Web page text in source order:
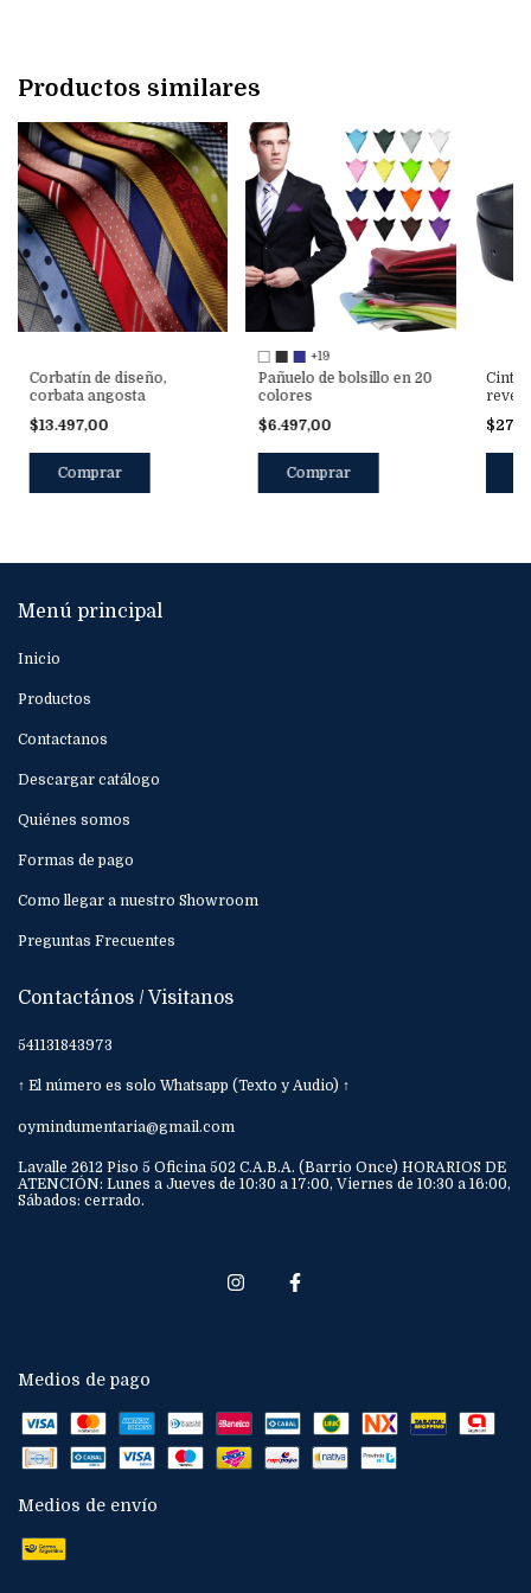
Productos similares
Corbatín de diseño,
corbata angosta
$13.497,00
Comprar
+19
Pañuelo de bolsillo en 20
colores
$6.497,00
Comprar
Menú principal
Inicio
Productos
Contactanos
Descargar catálogo
Quiénes somos
Formas de pago
Como llegar a nuestro Showroom
Preguntas Frecuentes
Contactános / Visitanos
541131843973
↑ El número es solo Whatsapp (Texto y Audio) ↑
oymindumentaria@gmail.com
Lavalle 2612 Piso 5 Oficina 502 C.A.B.A. (Barrio Once) HORARIOS DE
ATENCIÓN: Lunes a Jueves de 10:30 a 17:00, Viernes de 10:30 a 16:00,
Sábados: cerrado.
Medios de pago
Medios de envío